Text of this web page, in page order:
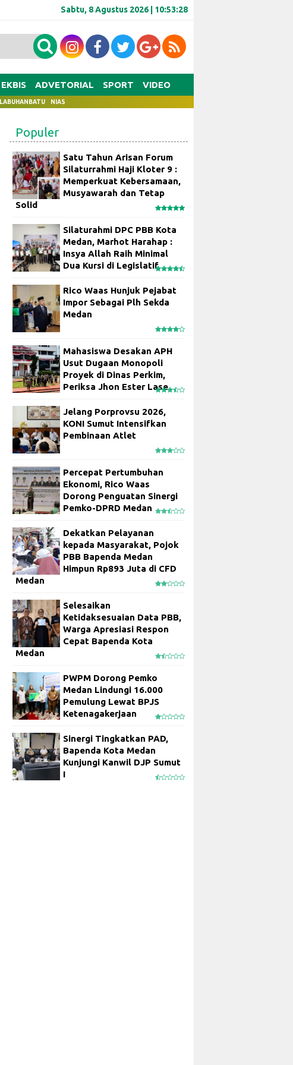
Sabtu, 8 Agustus 2026 | 10:53:28
EKBIS ADVETORIAL SPORT VIDEO
LABUHANBATU NIAS
Populer
Satu Tahun Arisan Forum
Silaturrahmi Haji Kloter 9 :
Memperkuat Kebersamaan,
Musyawarah dan Tetap
Solid
Silaturahmi DPC PBB Kota
Medan, Marhot Harahap :
Insya Allah Raih Minimal
Dua Kursi di Legislatif
Rico Waas Hunjuk Pejabat
Impor Sebagai Plh Sekda
Medan
Mahasiswa Desakan APH
Usut Dugaan Monopoli
Proyek di Dinas Perkim,
Periksa Jhon Ester Lase
Jelang Porprovsu 2026,
KONI Sumut Intensifkan
Pembinaan Atlet
Percepat Pertumbuhan
Ekonomi, Rico Waas
Dorong Penguatan Sinergi
Pemko-DPRD Medan
Dekatkan Pelayanan
kepada Masyarakat, Pojok
PBB Bapenda Medan
Himpun Rp893 Juta di CFD
Medan
Selesaikan
Ketidaksesuaian Data PBB,
Warga Apresiasi Respon
Cepat Bapenda Kota
Medan
PWPM Dorong Pemko
Medan Lindungi 16.000
Pemulung Lewat BPJS
Ketenagakerjaan
Sinergi Tingkatkan PAD,
Bapenda Kota Medan
Kunjungi Kanwil DJP Sumut
I